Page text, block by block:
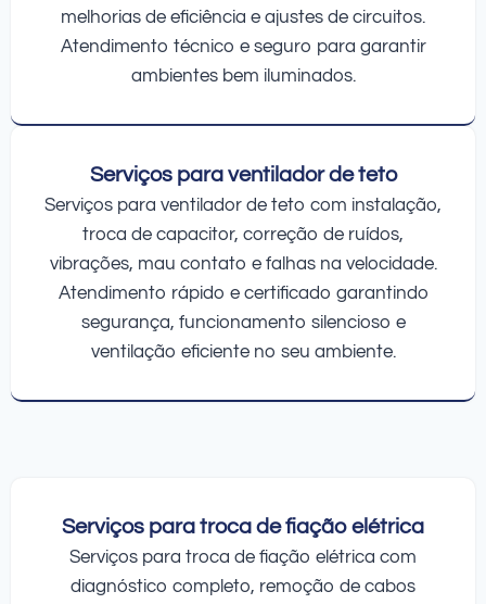
melhorias de eficiência e ajustes de circuitos.
Atendimento técnico e seguro para garantir
ambientes bem iluminados.
Serviços para ventilador de teto
Serviços para ventilador de teto com instalação,
troca de capacitor, correção de ruídos,
vibrações, mau contato e falhas na velocidade.
Atendimento rápido e certificado garantindo
segurança, funcionamento silencioso e
ventilação eficiente no seu ambiente.
Serviços para troca de fiação elétrica
Serviços para troca de fiação elétrica com
diagnóstico completo, remoção de cabos